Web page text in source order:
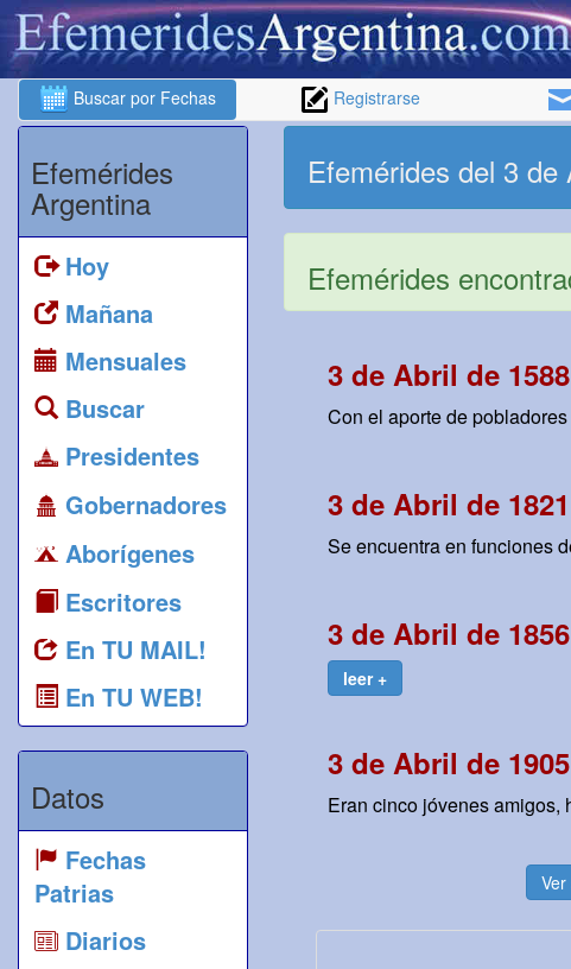
Buscar por Fechas Registrarse
Efemérides
Argentina
Hoy
Mañana
Mensuales
Buscar
Presidentes
Gobernadores
Aborígenes
Escritores
En TU MAIL!
En TU WEB!
Datos
Fechas
Patrias
Diarios
Efemérides del 3 de
Efemérides
3 de Abril de
Con el aporte de
3 de Abril de
Se encuentra en funciones
3 de Abril de
leer +
3 de Abril de
Eran cinco jóvenes amigos,